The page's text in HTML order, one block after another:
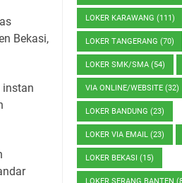
Bekasi,
instan
LOKER KARAWANG (111)
LOKER TANGERANG (70)
LOKER SMK/SMA (54)
VIA ONLINE/WEBSITE (32)
LOKER BANDUNG (23)
LOKER VIA EMAIL (23)
LOKER BEKASI (15)